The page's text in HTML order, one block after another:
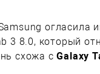
3 8.0, который
схожа сGalaxy